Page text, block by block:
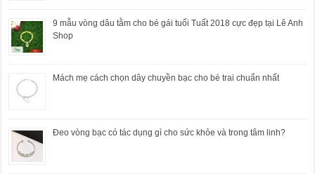
9 mẫu vòng dâu tằm cho bé gái tuổi Tuất 2018 cực đẹp tại Lê Anh
Shop
Mách mẹ cách chọn dây chuyền bạc cho bé trai chuẩn nhất
Đeo vòng bạc có tác dụng gì cho sức khỏe và trong tâm linh?